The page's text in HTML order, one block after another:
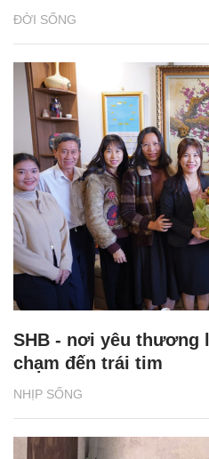
ĐỜI SỐNG
NHỊP SỐNG
SHB - nơi yêu thương
chạm đến trái tim